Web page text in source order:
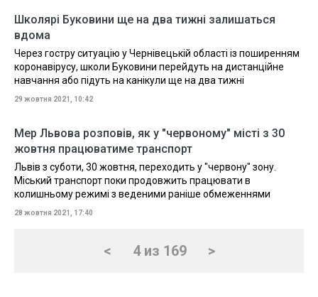
Школярі Буковини ще на два тижні залишаться
вдома
Через гостру ситуацію у Чернівецькій області із поширенням
коронавірусу, школи Буковини перейдуть на дистанційне
навчання або підуть на канікули ще на два тижні
29 жовтня 2021, 10:42
Мер Львова розповів, як у "червоному" місті з 30
жовтня працюватиме транспорт
Львів з суботи, 30 жовтня, переходить у "червону" зону.
Міський транспорт поки продовжить працювати в
колишньому режимі з веденими раніше обмеженнями
28 жовтня 2021, 17:40
< 4 из 169 >